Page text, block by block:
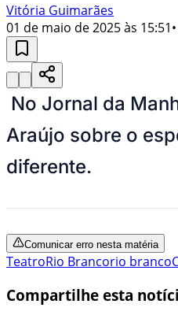
Vitória Guimarães
01 de maio de 2025 às 15:51
No Jornal da
Araújo sobre o
diferente.
Comunicar erro nesta matéria
TeatroRio Brancorio branco
Compartilhe esta